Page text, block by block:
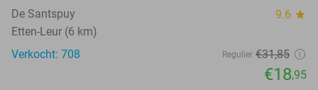
De Santspuy 9.6 star
Etten-Leur (6 km)
Verkocht: 708
Regulier €31,85
€18,95